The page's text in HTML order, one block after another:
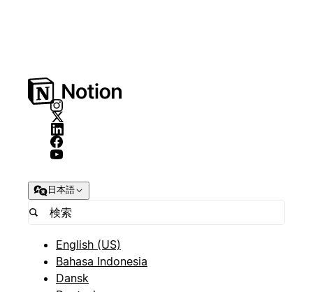
日本語
English (US)
Bahasa Indonesia
Dansk